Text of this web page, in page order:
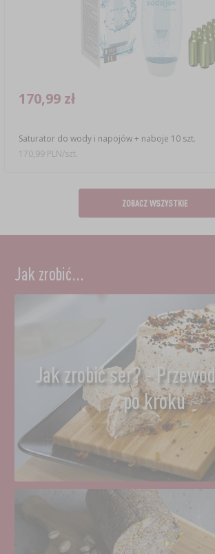
Saturator do wody i napojów + naboje 10 szt.
170,99 zł
170,99 PLN/szt.
ZOBACZ WSZYSTKIE
Jak zrobić...
Jak zrobić ser? -
po kroku